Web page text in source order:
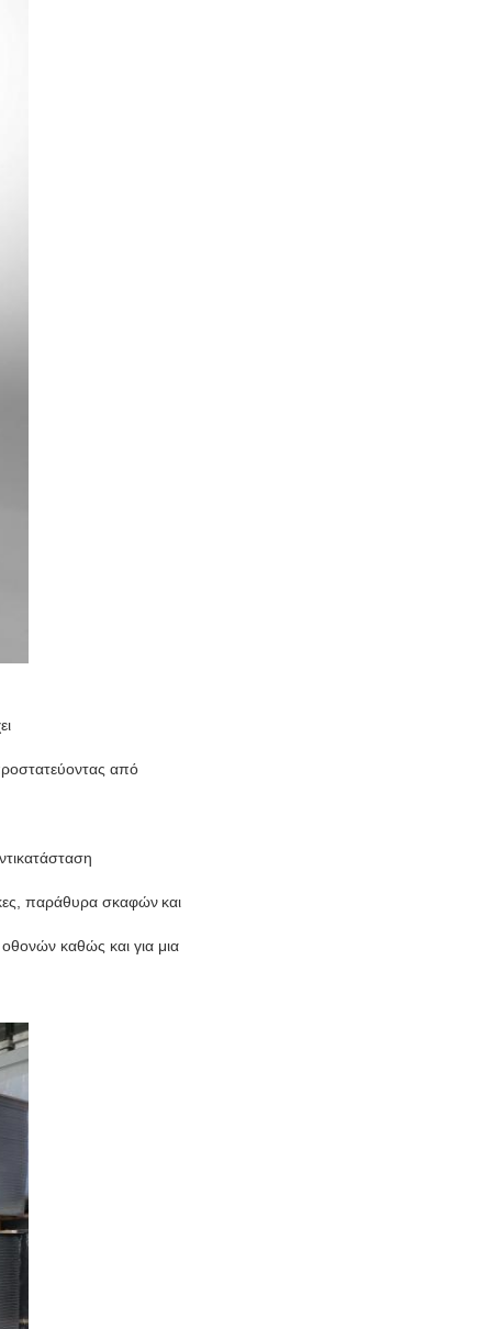
από
παράθυρα σκαφών και
οθονών καθώς και για μια